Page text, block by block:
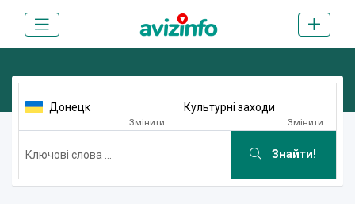
Донецк
Змінити
Культурні заходи
Змінити
Знайти!